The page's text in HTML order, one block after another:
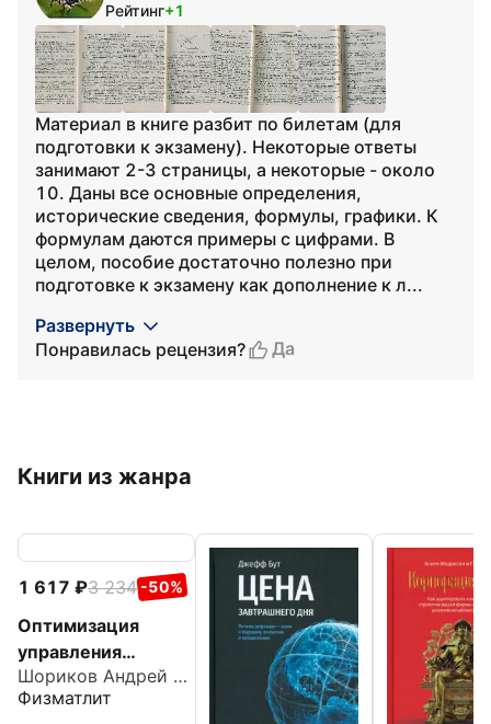
Рейтинг+1
Материал в книге разбит по билетам (для
подготовки к экзамену). Некоторые ответы
занимают 2-3 страницы, а некоторые - около
10. Даны все основные определения,
исторические сведения, формулы, графики. К
формулам даются примеры с цифрами. В
целом, пособие достаточно полезно при
подготовке к экзамену как дополнение к л...
Развернуть
Понравилась рецензия?
Да
Книги из жанра
1 617 3 234 -50%
Оптимизация
управления
производственным
и системами.
Шориков Андрей Федорович
Физматлит